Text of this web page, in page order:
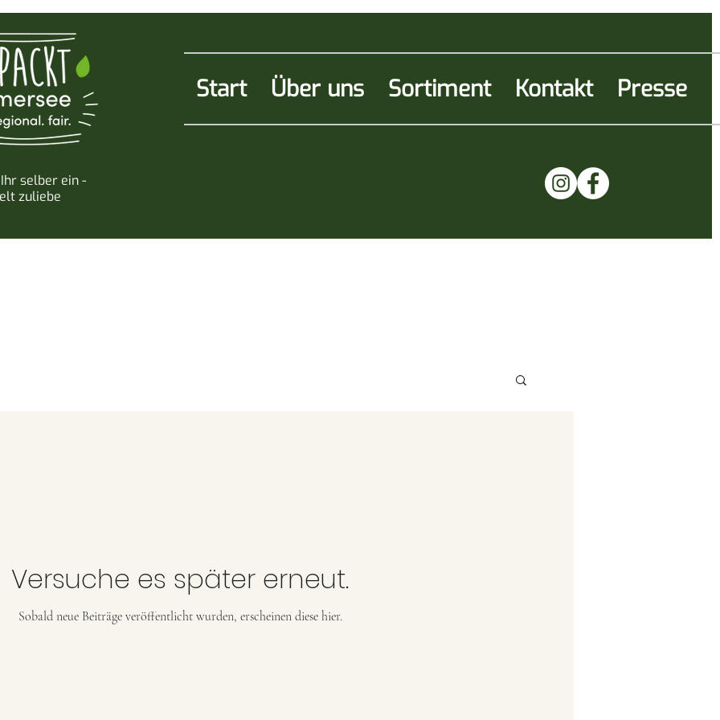
selber ein -
zuliebe
Start Über uns Sortiment Kontakt Presse
Versuche es später erneut.
Sobald neue Beiträge veröffentlicht wurden, erscheinen diese hier.